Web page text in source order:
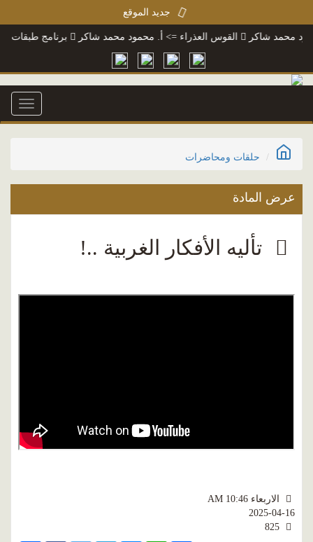
جديد الموقع
برنامج طبقات فحول القوس العذراء=> أ. محمود محمد شاكر محمد شاكر
Toggle
حلقات ومحاضرات
عرض المادة
تأليه الأفكار الغربية ..!
الاربعاء AM 10:46
2025-04-16